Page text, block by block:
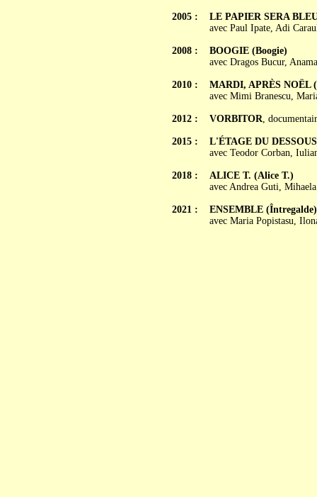
2005 :
2008 :
2010 :
2012 :
2015 :
2018 :
2021 :
LE PAPIER SERA
avec Paul Ipate, Adi
BOOGIE (Boogie)
avec Dragos Bucur,
MARDI, APRÈS NOËL
avec Mimi Branescu,
VORBITOR,
L'ÉTAGE DU
avec Teodor Corban,
ALICE T. (Alice T.)
avec Andrea Guti,
ENSEMBLE (Întregalde)
avec Maria Popistasu,